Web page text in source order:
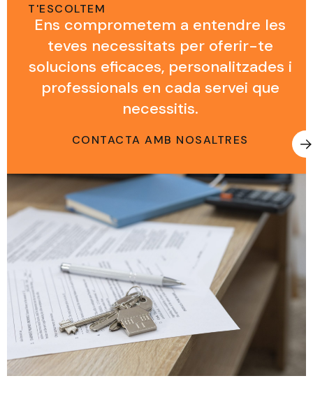
T'ESCOLTEM
Ens comprometem a entendre les
teves necessitats per oferir-te
solucions eficaces, personalitzades i
professionals en cada servei que
necessitis.
CONTACTA AMB NOSALTRES